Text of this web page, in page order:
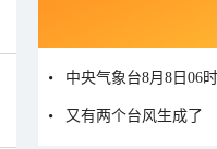
又有两个台风生成了